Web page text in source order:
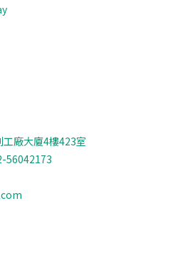
廠大廈4樓423室
56042173